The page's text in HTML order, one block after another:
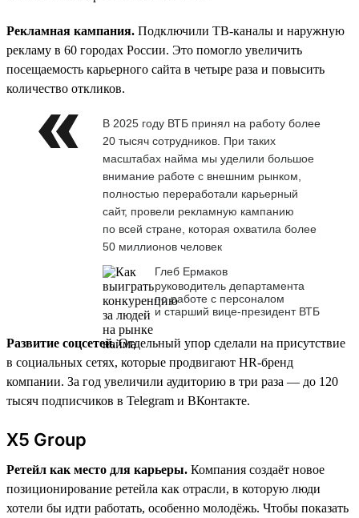
Рекламная кампания. Подключили ТВ-каналы и наружную
рекламу в 60 городах России. Это помогло увеличить
посещаемость карьерного сайта в четыре раза и повысить
количество откликов.
В 2025 году ВТБ принял на работу более
20 тысяч сотрудников. При таких
масштабах найма мы уделили большое
внимание работе с внешним рынком,
полностью переработали карьерный
сайт, провели рекламную кампанию
по всей стране, которая охватила более
50 миллионов человек
Глеб Ермаков
руководитель департамента
по работе с персоналом
и старший вице-президент ВТБ
Развитие соцсетей.Отдельный упор сделали на присутствие
в социальных сетях, которые продвигают HR-бренд
компании. За год увеличили аудиторию в три раза — до 120
тысяч подписчиков в Telegram и ВКонтакте.
X5 Group
Ретейл как место для карьеры. Компания создаёт новое
позиционирование ретейла как отрасли, в которую люди
хотели бы идти работать, особенно молодёжь. Чтобы показать